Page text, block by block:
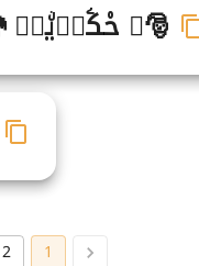
🎅♘ ح۠كۧاࣴيۨهࣷ
1
2